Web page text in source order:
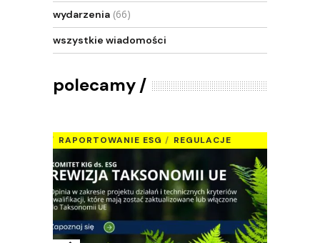
wydarzenia (66)
wszystkie wiadomości
polecamy
RAPORTOWANIE ESG REGULACJE